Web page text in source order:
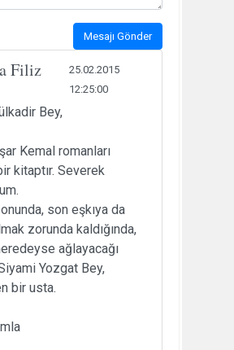
Mesajı Gönder
Filiz
25.02.2015
12:25:00
Bey,
Kemal romanları
kitaptır. Severek
son eşkıya da
zorunda kaldığında,
ağlayacağı
Yozgat Bey,
bir usta.